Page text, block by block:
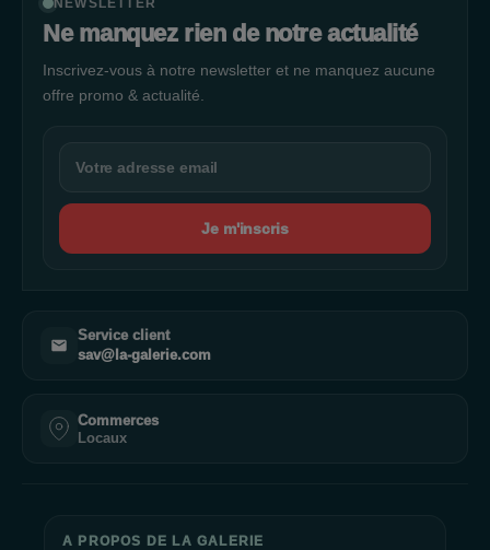
NEWSLETTER
Ne manquez rien de notre actualité
Inscrivez-vous à notre newsletter et ne manquez aucune
offre promo & actualité.
Je m'inscris
Service client
sav@la-galerie.com
Commerces
Locaux
A PROPOS DE LA GALERIE